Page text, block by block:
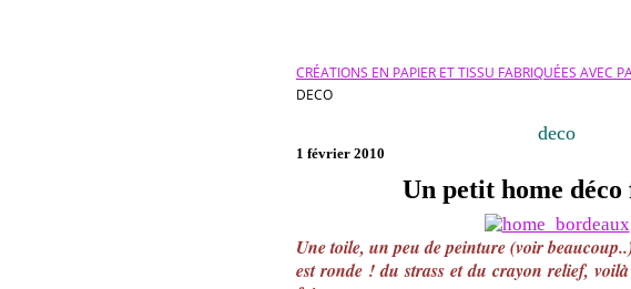
CRÉATIONS EN PAPIER ET TISSU FABRIQUÉES AVEC
DECO
deco
1 février 2010
Un petit home déco
Une toile, un peu de peinture (voir
est ronde ! du strass et du crayon relief,